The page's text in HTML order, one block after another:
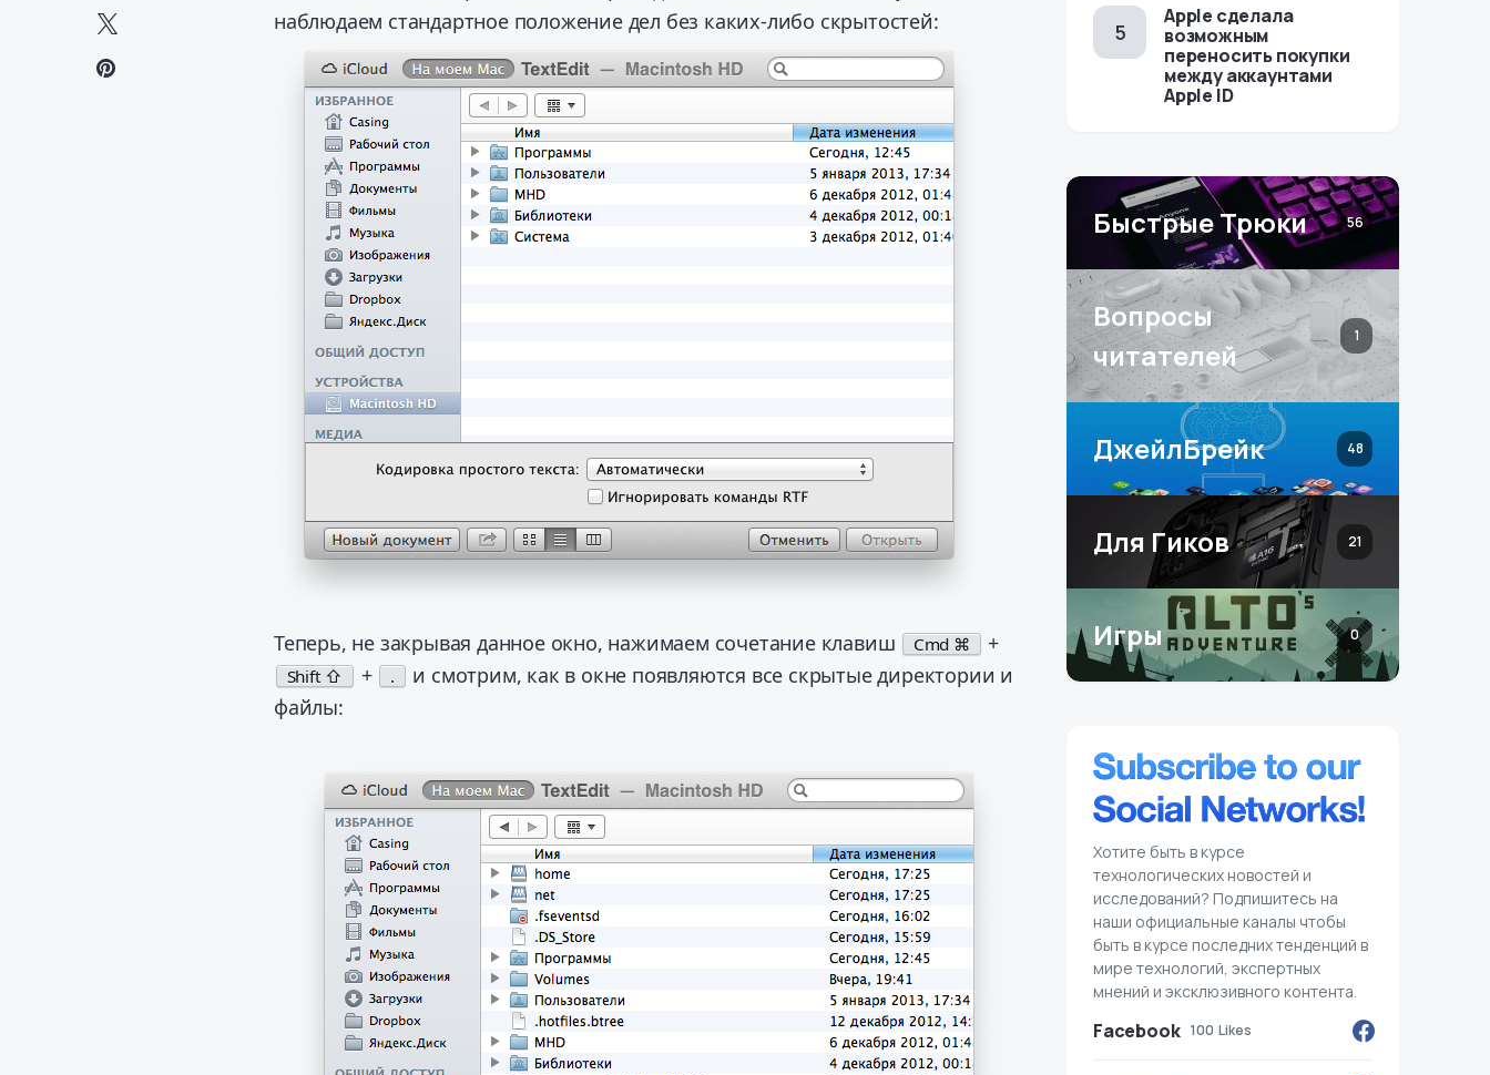
наблюдаем стандартное положение дел без каких-либо скрытостей:
Теперь, не закрывая данное окно, нажимаем сочетание клавиш Cmd ⌘ +
Shift ⇧ + .
и смотрим, как в окне появляются все скрытые директории и
файлы:
Apple сделала
возможным
переносить покупки
между аккаунтами
Apple ID
Быстрые Трюки 56
Вопросы
читателей
1
ДжейлБрейк 48
Для Гиков 21
Игры 0
Хотите быть в курсе
технологических новостей и
исследований? Подпишитесь на
наши официальные каналы чтобы
быть в курсе последних тенденций в
мире технологий, экспертных
мнений и эксклюзивного контента.
Facebook 100 Likes